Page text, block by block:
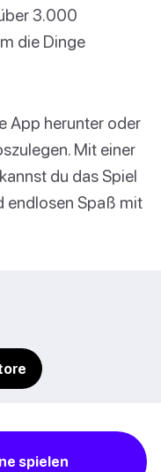
3.000
die Dinge
App herunter oder
Mit einer
du das Spiel
endlosen Spaß mit
spielen